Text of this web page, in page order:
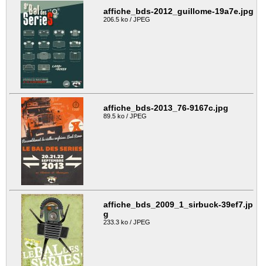
affiche_bds-2012_guillome-19a7e.jpg
206.5 ko / JPEG
affiche_bds-2013_76-9167c.jpg
89.5 ko / JPEG
affiche_bds_2009_1_sirbuck-39ef7.jp
g
233.3 ko / JPEG